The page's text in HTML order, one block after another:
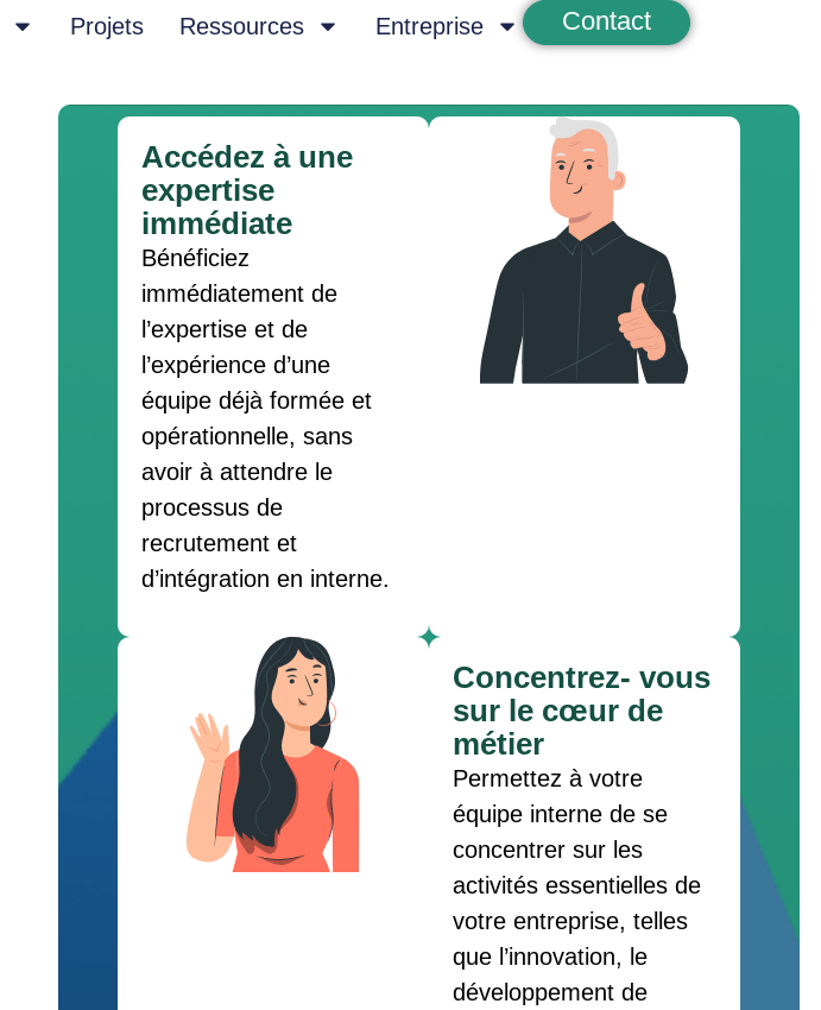
Projets Ressources Entreprise Contact
Accédez à une
expertise
immédiate
Bénéficiez
immédiatement de
l’expertise et de
l’expérience d’une
équipe déjà formée et
opérationnelle, sans
avoir à attendre le
processus de
recrutement et
d’intégration en interne.
Concentrez- vous
sur le cœur de
métier
Permettez à votre
équipe interne de se
concentrer sur les
activités essentielles de
votre entreprise, telles
que l’innovation, le
développement de